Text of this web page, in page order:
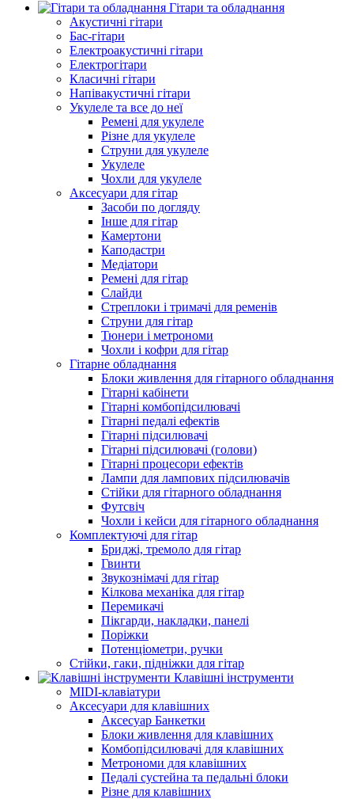
Гітари та обладнання
Акустичні гітари
Бас-гітари
Електроакустичні гітари
Електрогітари
Класичні гітари
Напівакустичні гітари
Укулеле та все до неї
Ремені для укулеле
Різне для укулеле
Струни для укулеле
Укулеле
Чохли для укулеле
Аксесуари для гітар
Засоби по догляду
Інше для гітар
Камертони
Каподастри
Медіатори
Ремені для гітар
Слайди
Стреплоки і тримачі для ременів
Струни для гітар
Тюнери і метрономи
Чохли і кофри для гітар
Гітарне обладнання
Блоки живлення для гітарного обладнання
Гітарні кабінети
Гітарні комбопідсилювачі
Гітарні педалі ефектів
Гітарні підсилювачі
Гітарні підсилювачі (голови)
Гітарні процесори ефектів
Лампи для лампових підсилювачів
Стійки для гітарного обладнання
Футсвіч
Чохли і кейси для гітарного обладнання
Комплектуючі для гітар
Бриджі, тремоло для гітар
Гвинти
Звукознімачі для гітар
Кілкова механіка для гітар
Перемикачі
Пікгарди, накладки, панелі
Поріжки
Потенціометри, ручки
Стійки, гаки, підніжки для гітар
Клавішні інструменти
MIDI-клавіатури
Аксесуари для клавішних
Аксесуар Банкетки
Блоки живлення для клавішних
Комбопідсилювачі для клавішних
Метрономи для клавішних
Педалі сустейна та педальні блоки
Різне для клавішних